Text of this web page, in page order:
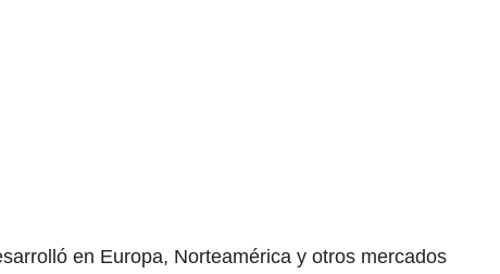
en Europa, Norteamérica y otros mercados